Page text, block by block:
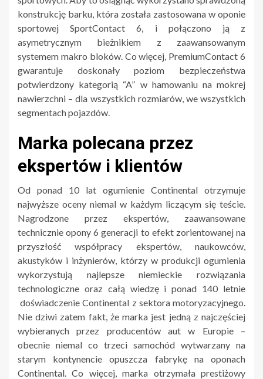
konstrukcję barku, która została zastosowana w oponie
sportowej SportContact 6, i połączono ją z
asymetrycznym bieżnikiem z zaawansowanym
systemem makro bloków. Co więcej, PremiumContact 6
gwarantuje doskonały poziom bezpieczeństwa
potwierdzony kategorią “A” w hamowaniu na mokrej
nawierzchni – dla wszystkich rozmiarów, we wszystkich
segmentach pojazdów.
Marka polecana przez
ekspertów i klientów
Od ponad 10 lat ogumienie Continental otrzymuje
najwyższe oceny niemal w każdym liczącym się teście.
Nagrodzone przez ekspertów, zaawansowane
technicznie opony 6 generacji to efekt zorientowanej na
przyszłość współpracy ekspertów, naukowców,
akustyków i inżynierów, którzy w produkcji ogumienia
wykorzystują najlepsze niemieckie rozwiązania
technologiczne oraz całą wiedzę i ponad 140 letnie
doświadczenie Continental z sektora motoryzacyjnego.
Nie dziwi zatem fakt, że marka jest jedną z najczęściej
wybieranych przez producentów aut w Europie –
obecnie niemal co trzeci samochód wytwarzany na
starym kontynencie opuszcza fabrykę na oponach
Continental. Co więcej, marka otrzymała prestiżowy